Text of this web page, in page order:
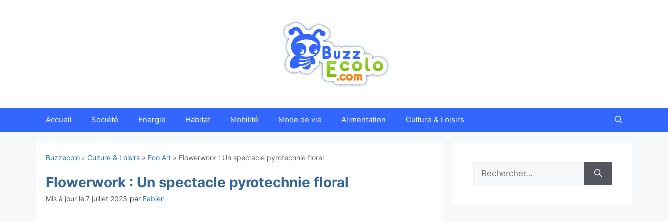
Accueil Société Energie Habitat Mobilité Mode de vie Alimentation Culture & Loisirs
Buzzecolo » Culture & Loisirs » Eco Art » Flowerwork : Un spectacle pyrotechnie floral
Flowerwork : Un spectacle pyrotechnie floral
7 juillet 2023 par Fabien
Rechercher :